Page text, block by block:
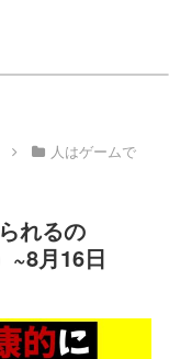
人はゲームで
れるの
~8月16日